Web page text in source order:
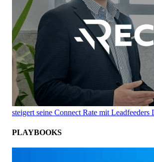
steigert seine Connect Rate mit Leadfeeders
PLAYBOOKS